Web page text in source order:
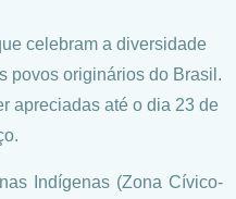
celebram a diversidade
povos originários do Brasil.
apreciadas até o dia 23 de
Indígenas (Zona Cívico-